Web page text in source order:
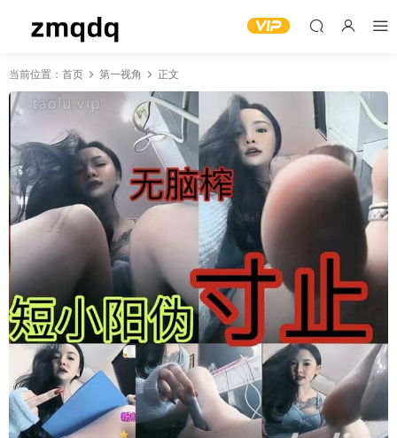
当前位置： 首页 第一视角 正文